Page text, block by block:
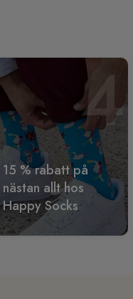
4
15 % rabatt på
nästan allt hos
Happy Socks